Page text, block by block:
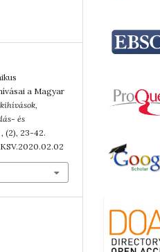
a Magyar
és
, (2), 23-42.